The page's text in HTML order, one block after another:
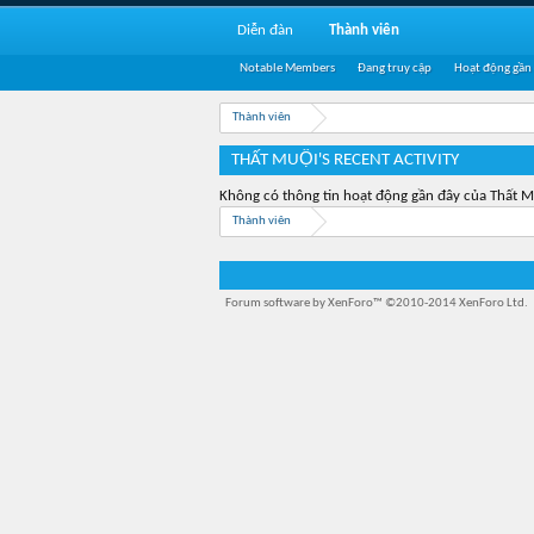
Thành viên
THẤT MUỘI'S RECENT ACTIVITY
Không có thông tin hoạt động gần đây của Thất
Thành viên
Diễn đàn Thành viên
Notable Members Đang truy cập Hoạt động gần
Forum software by XenForo™ ©2010-2014 XenForo Ltd.